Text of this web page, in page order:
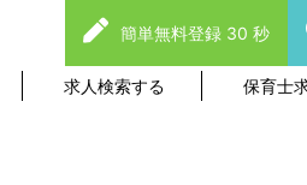
求人検索する 保育士
簡単無料登録 30 秒